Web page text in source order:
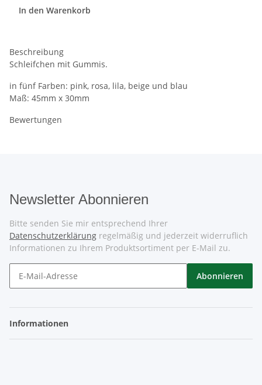
In den Warenkorb
Beschreibung
Schleifchen mit Gummis.
in fünf Farben: pink, rosa, lila, beige und blau
Maß: 45mm x 30mm
Bewertungen
Newsletter Abonnieren
Bitte senden Sie mir entsprechend Ihrer
Datenschutzerklärung regelmäßig und jederzeit widerruflich
Informationen zu Ihrem Produktsortiment per E-Mail zu.
Abonnieren
Informationen